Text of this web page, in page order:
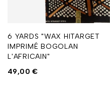
6 YARDS "WAX HITARGET
IMPRIMÉ BOGOLAN
L'AFRICAIN"
49,00€